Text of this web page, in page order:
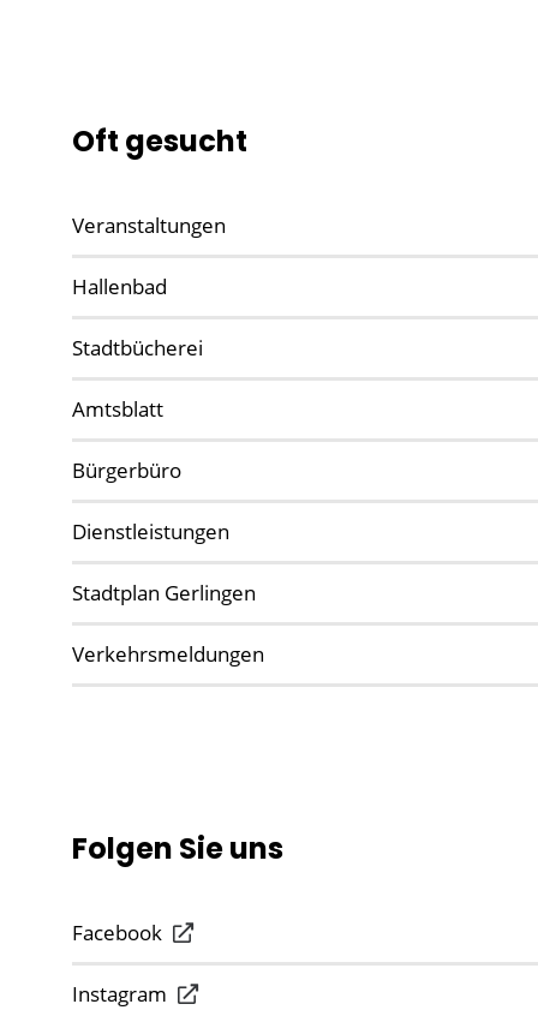
Oft gesucht
Veranstaltungen
Hallenbad
Stadtbücherei
Amtsblatt
Bürgerbüro
Dienstleistungen
Stadtplan Gerlingen
Verkehrsmeldungen
Folgen Sie uns
Facebook
Instagram